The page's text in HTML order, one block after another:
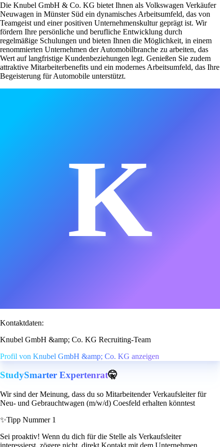
Die Knubel GmbH & Co. KG bietet Ihnen als Volkswagen Verkäufer
Neuwagen in Münster Süd ein dynamisches Arbeitsumfeld, das von
Teamgeist und einer positiven Unternehmenskultur geprägt ist. Wir
fördern Ihre persönliche und berufliche Entwicklung durch
regelmäßige Schulungen und bieten Ihnen die Möglichkeit, in einem
renommierten Unternehmen der Automobilbranche zu arbeiten, das
Wert auf langfristige Kundenbeziehungen legt. Genießen Sie zudem
attraktive Mitarbeiterbenefits und ein modernes Arbeitsumfeld, das Ihre
Begeisterung für Automobile unterstützt.
K
Kontaktdaten:
Knubel GmbH &amp; Co. KG Recruiting-Team
Profil von Knubel GmbH &amp; Co. KG anzeigen
StudySmarter Expertenrat🤫
Wir sind der Meinung, dass du so Mitarbeitender Verkaufsleiter für
Neu- und Gebrauchtwagen (m/w/d) Coesfeld erhalten könntest
✨Tipp Nummer 1
Sei proaktiv! Wenn du dich für die Stelle als Verkaufsleiter